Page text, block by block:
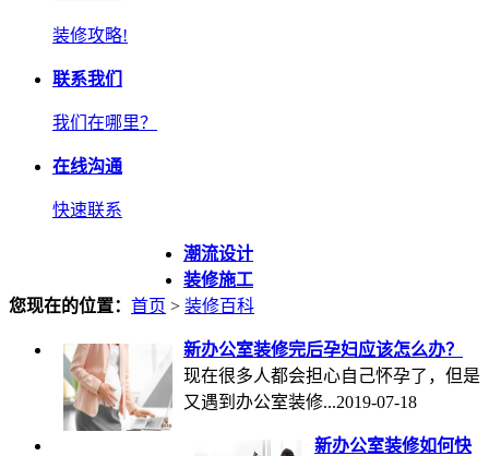
装修攻略!
联系我们
我们在哪里？
在线沟通
快速联系
潮流设计
装修施工
您现在的位置： 首页 > 装修百科
新办公室装修完后孕妇应该怎么办？
现在很多人都会担心自己怀孕了，但是
又遇到办公室装修...2019-07-18
新办公室装修如何快